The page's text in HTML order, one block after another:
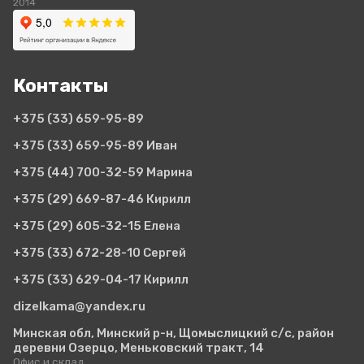
2014
Контакты
+375 (33) 659-95-89
+375 (33) 659-95-89 Иван
+375 (44) 700-32-59 Марина
+375 (29) 669-87-46 Кирилл
+375 (29) 605-32-15 Елена
+375 (33) 672-28-10 Сергей
+375 (33) 629-04-17 Кирилл
dizelkama@yandex.ru
Минская обл, Минский р-н, Щомыслицкий с/с, район
деревни Озерцо, Меньковский тракт, 14